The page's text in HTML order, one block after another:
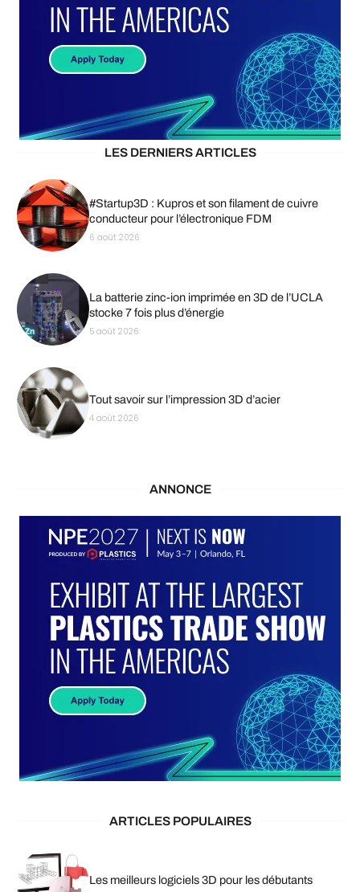
LES DERNIERS ARTICLES
#Startup3D : Kupros et son filament de cuivre
conducteur pour l’électronique FDM
6 août 2026
La batterie zinc-ion imprimée en 3D de l’UCLA
stocke 7 fois plus d’énergie
5 août 2026
Tout savoir sur l’impression 3D d’acier
4 août 2026
ANNONCE
ARTICLES POPULAIRES
Les meilleurs logiciels 3D pour les débutants